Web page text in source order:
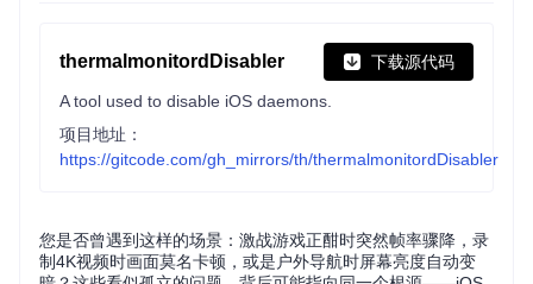
thermalmonitordDisabler 下载源代码
A tool used to disable iOS daemons.
项目地址：
https://gitcode.com/gh_mirrors/th/thermalmonitordDisabler
您是否曾遇到这样的场景：激战游戏正酣时突然帧率骤降，录
制4K视频时画面莫名卡顿，或是户外导航时屏幕亮度自动变